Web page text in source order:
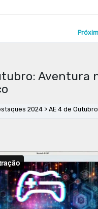
Aventura
2024 AE 4 de Outubro: